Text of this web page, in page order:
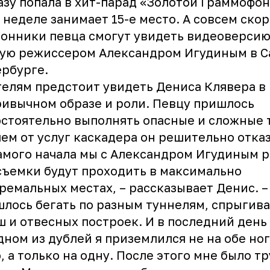
неделе занимает 15-е место. А совсем
певца смогут увидеть
режиссером Александром Игудиным в
предстоит увидеть Дениса Клявера в
образе и роли. Певцу пришлось
выполнять опасные и сложные
от услуг каскадера он решительно
начала мы с Александром Игудиным
будут проходить в максимально
местах, – рассказывает Денис.
бегать по разным туннелям,
и отвесных построек. И в последний
из дублей я приземлился не на обе
а только на одну. После этого мне было